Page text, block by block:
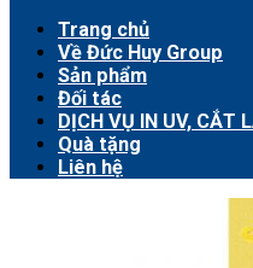
Trang chủ
Về Đức Huy Group
Sản phẩm
Đối tác
DỊCH VỤ IN UV, CẮT
Quà tặng
Liên hệ